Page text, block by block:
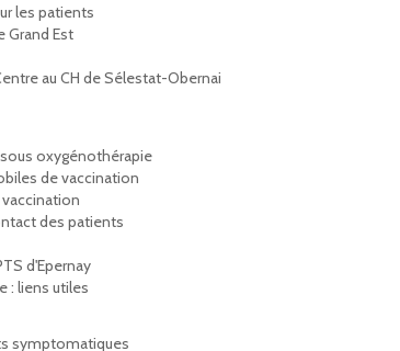
les patients
Grand Est
au CH de Sélestat-Obernai
oxygénothérapie
de vaccination
des patients
d'Epernay
: liens utiles
symptomatiques